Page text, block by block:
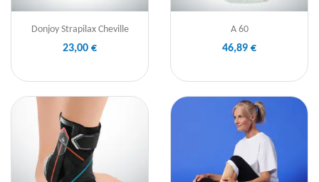
Donjoy Strapilax Cheville
23,00 €
A 60
46,89 €